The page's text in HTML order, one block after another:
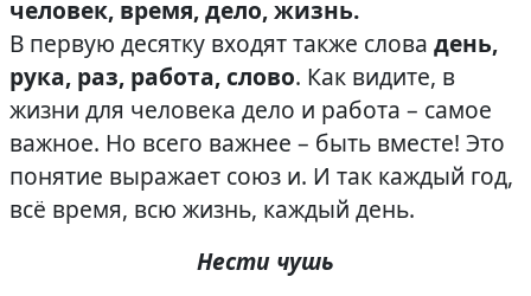
человек, время, дело, жизнь.
В первую десятку входят также слова день,
рука, раз, работа, слово. Как видите, в
жизни для человека дело и работа – самое
важное. Но всего важнее – быть вместе! Это
понятие выражает союз и. И так каждый год,
всё время, всю жизнь, каждый день.
Нести чушь